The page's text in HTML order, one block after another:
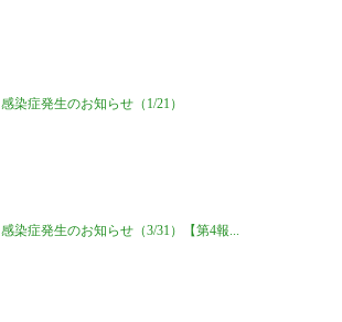
感染症発生のお知らせ（1/21）
感染症発生のお知らせ（3/31）【第4報...